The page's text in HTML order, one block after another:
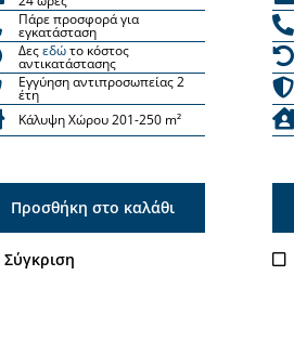
Πάρε προσφορά για
εγκατάσταση
Δεςεδώτο κόστος
αντικατάστασης
Εγγύηση αντιπροσωπείας 2
έτη
Κάλυψη Χώρου 201-250 m²
Προσθήκη στο καλάθι
Σύγκριση